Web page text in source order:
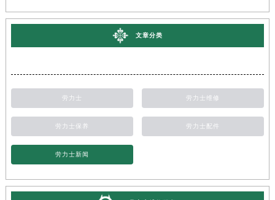
文章分类
劳力士 劳力士维修
劳力士保养 劳力士配件
劳力士新闻